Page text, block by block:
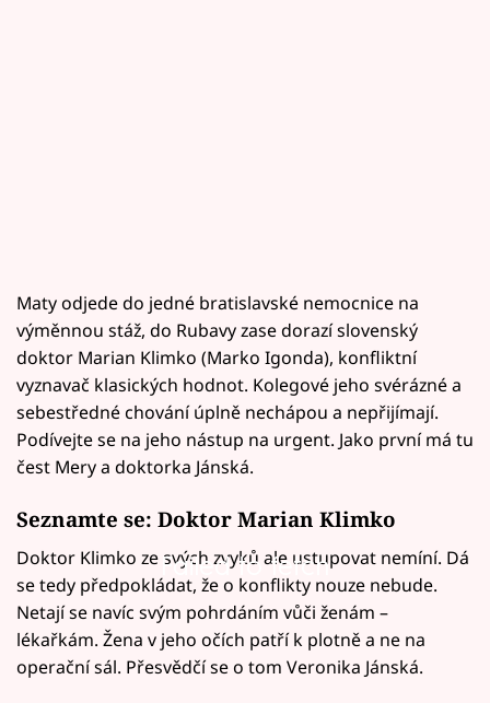
Maty odjede do jedné bratislavské nemocnice na
výměnnou stáž, do Rubavy zase dorazí slovenský
doktor Marian Klimko (Marko Igonda), konfliktní
vyznavač klasických hodnot. Kolegové jeho svérázné a
sebestředné chování úplně nechápou a nepřijímají.
Podívejte se na jeho nástup na urgent. Jako první má tu
čest Mery a doktorka Jánská.
Seznamte se: Doktor Marian Klimko
Failed to fetch
Doktor Klimko ze svých zvyků ale ustupovat nemíní. Dá
se tedy předpokládat, že o konflikty nouze nebude.
Netají se navíc svým pohrdáním vůči ženám –
lékařkám. Žena v jeho očích patří k plotně a ne na
operační sál. Přesvědčí se o tom Veronika Jánská.